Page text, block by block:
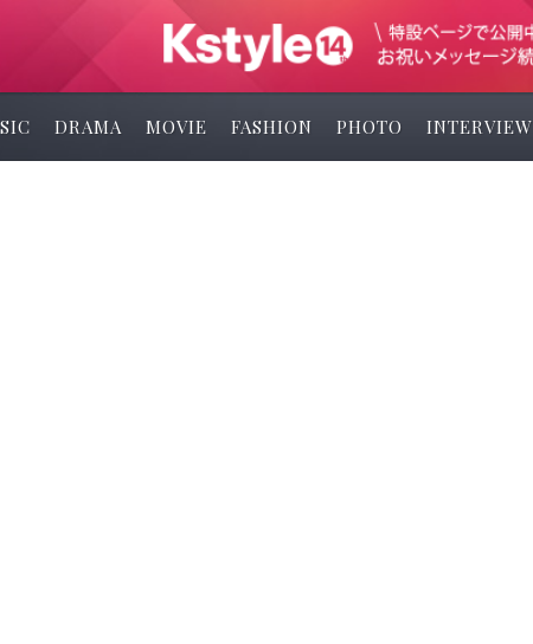
DRAMA MOVIE FASHION PHOTO INTERVIEW